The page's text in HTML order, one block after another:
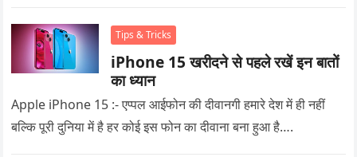
Tips & Tricks
iPhone 15 खरीदने से पहले रखें इन बातों
का ध्यान
Apple iPhone 15 :- एप्पल आईफोन की दीवानगी हमारे देश में ही नहीं
बल्कि पूरी दुनिया में है हर कोई इस फोन का दीवाना बना हुआ है….